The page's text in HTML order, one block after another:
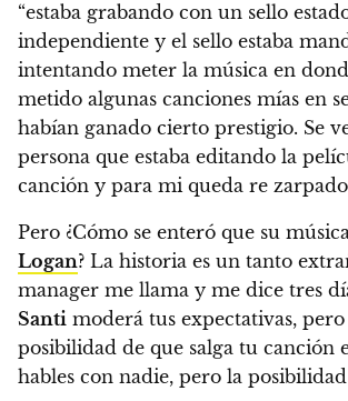
“estaba grabando con un sello
independiente y el sello estaba
intentando meter la música en
metido algunas canciones mías en
habían ganado cierto prestigio. Se
persona que estaba editando la
canción y para mi queda re
Pero ¿Cómo se enteró que su
Logan? La historia es un tanto
manager me llama y me dice tres
Santi moderá tus expectativas,
posibilidad de que salga tu canción
hables con nadie, pero la posibilidad